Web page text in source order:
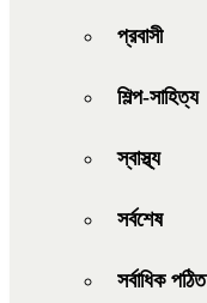
প্রবাসী
শিল্প-সাহিত্য
স্বাস্থ্য
সর্বশেষ
সর্বাধিক পঠিত